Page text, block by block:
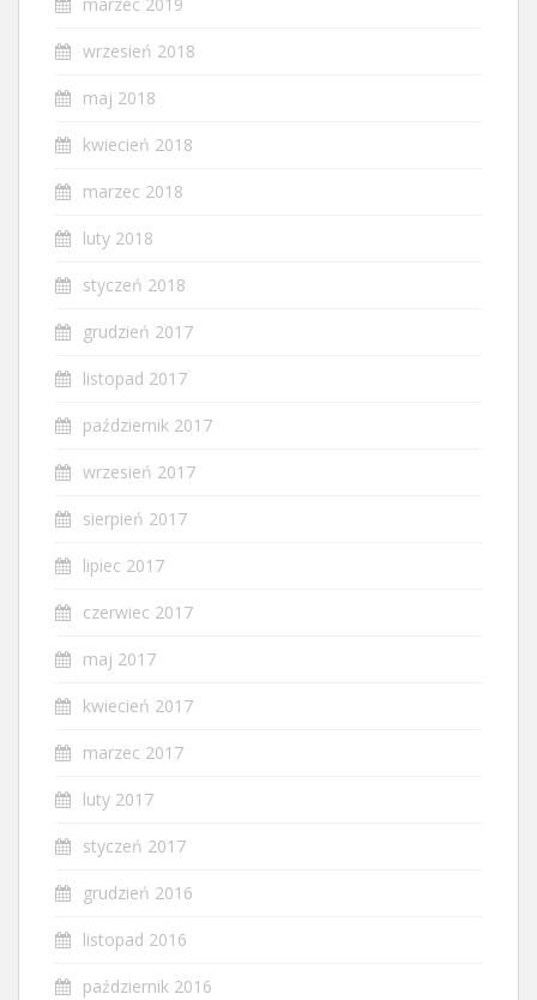
wrzesień 2018
maj 2018
kwiecień 2018
marzec 2018
luty 2018
styczeń 2018
grudzień 2017
listopad 2017
październik 2017
wrzesień 2017
sierpień 2017
lipiec 2017
czerwiec 2017
maj 2017
kwiecień 2017
marzec 2017
luty 2017
styczeń 2017
grudzień 2016
listopad 2016
październik 2016